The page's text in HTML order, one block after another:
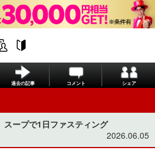
過去の記事 コメント シェア
ープで1日ファスティング
2026.06.05